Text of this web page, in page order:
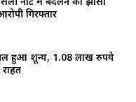
गिरफ्तार
हुआ शून्य, 1.08 लाख रुपये